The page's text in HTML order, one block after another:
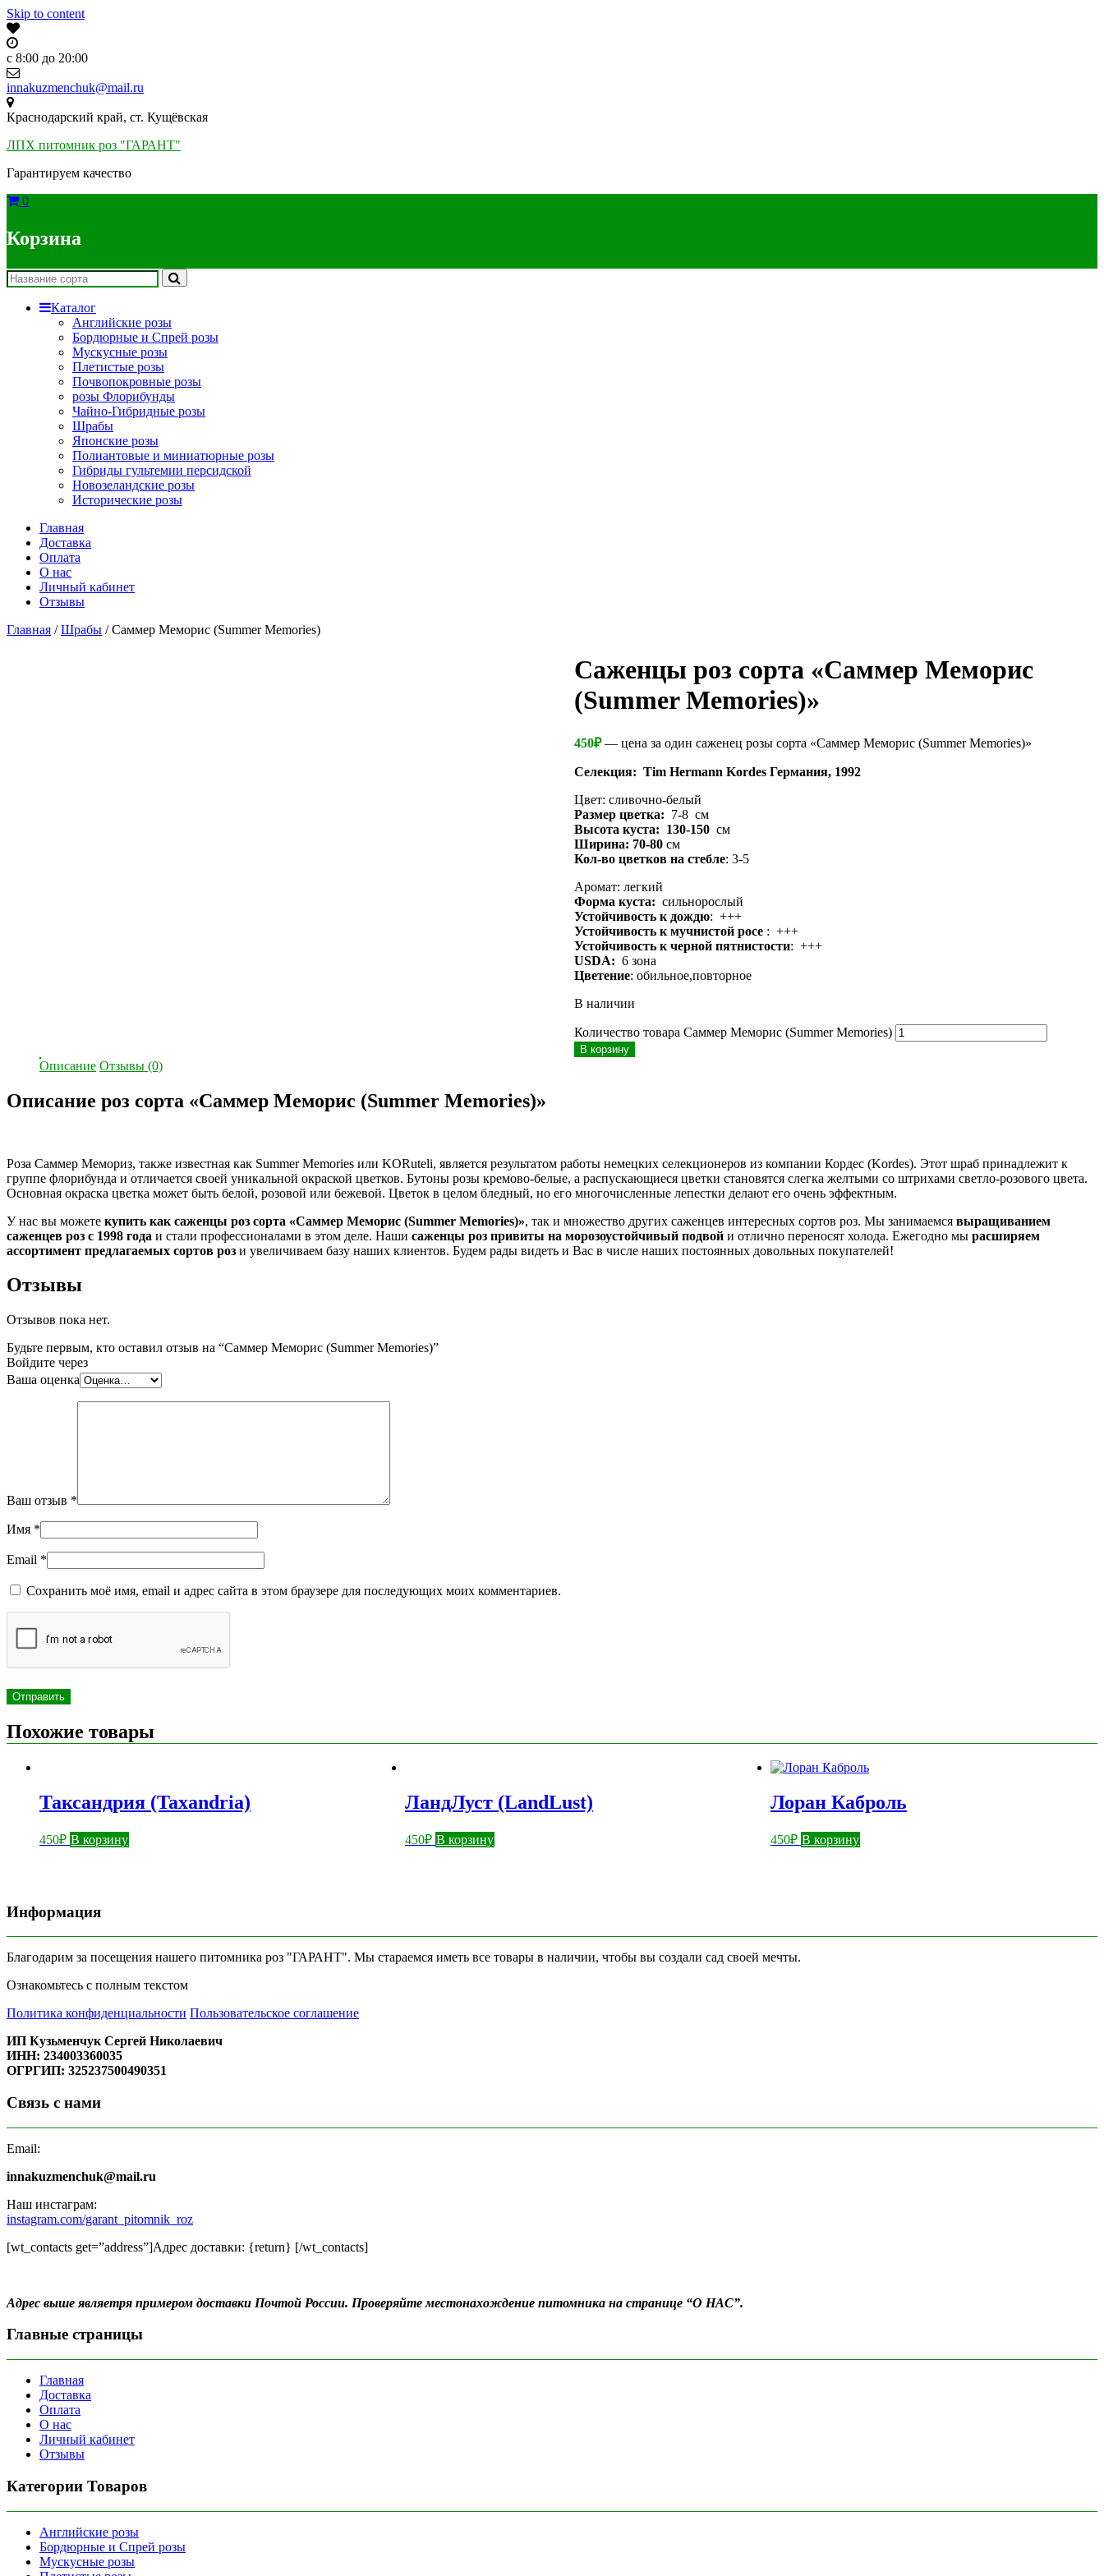
Skip to content
c 8:00 до 20:00
innakuzmenchuk@mail.ru
Краснодарский край, ст. Кущёвская
ЛПХ питомник роз "ГАРАНТ"
Гарантируем качество
0
Корзина
Каталог
Английские розы
Бордюрные и Спрей розы
Мускусные розы
Плетистые розы
Почвопокровные розы
розы Флорибунды
Чайно-Гибридные розы
Шрабы
Японские розы
Полиантовые и миниатюрные розы
Гибриды гультемии персидской
Новозеландские розы
Исторические розы
Главная
Доставка
Оплата
О нас
Личный кабинет
Отзывы
Главная /Шрабы / Саммер Меморис (Summer Memories)
Cаженцы роз сорта «Саммер Меморис
(Summer Memories)»
450₽— цена за один саженец розы сорта «Саммер Меморис (Summer Memories)»
Селекция: Tim Hermann Kordes Германия, 1992
Цвет: сливочно-белый
Размер цветка: 7-8 см
Высота куста: 130-150 см
Ширина: 70-80 см
Кол-во цветков на стебле: 3-5
Аромат: легкий
Форма куста: сильнорослый
Устойчивость к дождю: +++
Устойчивость к мучнистой росе: +++
Устойчивость к черной пятнистости: +++
USDA: 6 зона
Цветение: обильное,повторное
В наличии
Количество товара Саммер Меморис (Summer Memories)
В корзину
Описание Отзывы (0)
Описание роз сорта «Саммер Меморис (Summer Memories)»
Роза Саммер Мемориз, также известная как Summer Memories или KORuteli, является результатом работы немецких селекционеров из компании Кордес (Kordes). Этот шраб принадлежит к
группе флорибунда и отличается своей уникальной окраской цветков. Бутоны розы кремово-белые, а распускающиеся цветки становятся слегка желтыми со штрихами светло-розового цвета.
Основная окраска цветка может быть белой, розовой или бежевой. Цветок в целом бледный, но его многочисленные лепестки делают его очень эффектным.
У нас вы можете купить как саженцы роз сорта «Саммер Меморис (Summer Memories)», так и множество других саженцев интересных сортов роз. Мы занимаемся выращиванием
саженцев роз с 1998 года и стали профессионалами в этом деле. Наши саженцы роз привиты на морозоустойчивый подвой и отлично переносят холода. Ежегодно мы расширяем
ассортимент предлагаемых сортов роз и увеличиваем базу наших клиентов. Будем рады видеть и Вас в числе наших постоянных довольных покупателей!
Отзывы
Отзывов пока нет.
Будьте первым, кто оставил отзыв на “Саммер Меморис (Summer Memories)”
Войдите через
Ваша оценка
Ваш отзыв *
Имя *
Email *
Сохранить моё имя, email и адрес сайта в этом браузере для последующих моих комментариев.
Похожие товары
Таксандрия (Taxandria)
450₽ В корзину
ЛандЛуст (LandLust)
450₽ В корзину
Лоран Каброль
450₽ В корзину
Информация
Благодарим за посещения нашего питомника роз "ГАРАНТ". Мы стараемся иметь все товары в наличии, чтобы вы создали сад своей мечты.
Ознакомьтесь с полным текстом
Политика конфиденциальности Пользовательское соглашение
ИП Кузьменчук Сергей Николаевич
ИНН: 234003360035
ОГРГИП: 325237500490351
Связь с нами
Email:
innakuzmenchuk@mail.ru
Наш инстаграм:
instagram.com/garant_pitomnik_roz
[wt_contacts get=”address”]Адрес доставки: {return} [/wt_contacts]
Адрес выше являетря примером доставки Почтой России. Проверяйте местонахождение питомника на странице “О НАС”.
Главные страницы
Главная
Доставка
Оплата
О нас
Личный кабинет
Отзывы
Категории Товаров
Английские розы
Бордюрные и Спрей розы
Мускусные розы